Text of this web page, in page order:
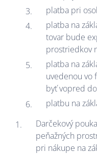
platba pri
platba na
tovar bude
prostriedkov
platba na
uvedenou vo
byť vopred
platbu na
Darčekový
peňažných
pri nákupe na